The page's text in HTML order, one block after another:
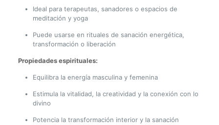
Ideal para terapeutas, sanadores o espacios de
meditación y yoga
Puede usarse en rituales de sanación energética,
transformación o liberación
Propiedades espirituales:
Equilibra la energía masculina y femenina
Estimula la vitalidad, la creatividad y la conexión con lo
divino
Potencia la transformación interior y la sanación